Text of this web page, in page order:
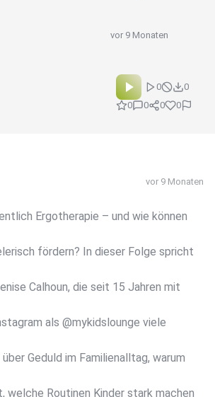
vor 9 Monaten
0
0
0
0 0 0
vor 9 Monaten
Ergotherapie – und wie können
fördern? In dieser Folge spricht
Calhoun, die seit 15 Jahren mit
als @mykidslounge viele
Geduld im Familienalltag, warum
welche Routinen Kinder stark machen